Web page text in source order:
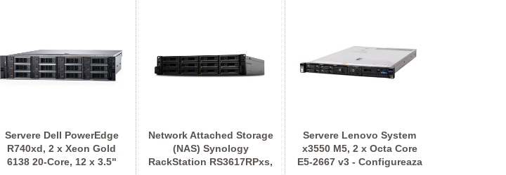
Servere Dell PowerEdge
R740xd, 2 x Xeon Gold
6138 20-Core, 12 x 3.5"
Network Attached Storage
(NAS) Synology
RackStation RS3617RPxs,
Servere Lenovo System
x3550 M5, 2 x Octa Core
E5-2667 v3 - Configureaza